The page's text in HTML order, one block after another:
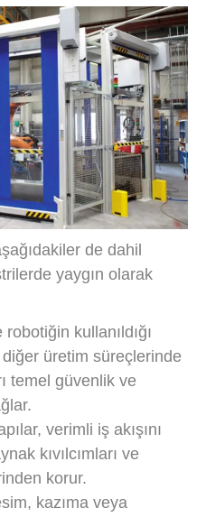
de dahil
yaygın olarak
kullanıldığı
üretim süreçlerinde
temel güvenlik ve
verimli iş akışını
kıvılcımları ve
korur.
kazıma veya